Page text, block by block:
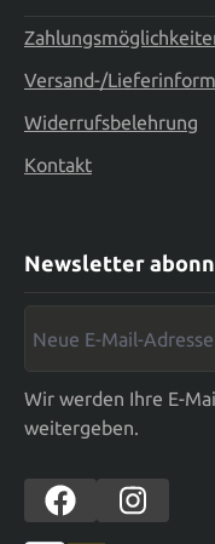
Versand-/
Widerrufsbelehrung
Kontakt
Newsletter
Wir werden Ihre E-
weitergeben.